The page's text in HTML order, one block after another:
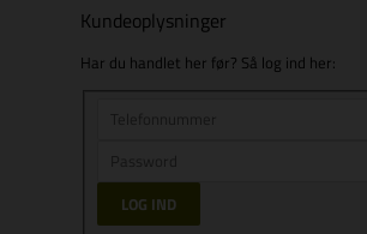
Kundeoplysninger
Har du handlet her før? Så log ind her: